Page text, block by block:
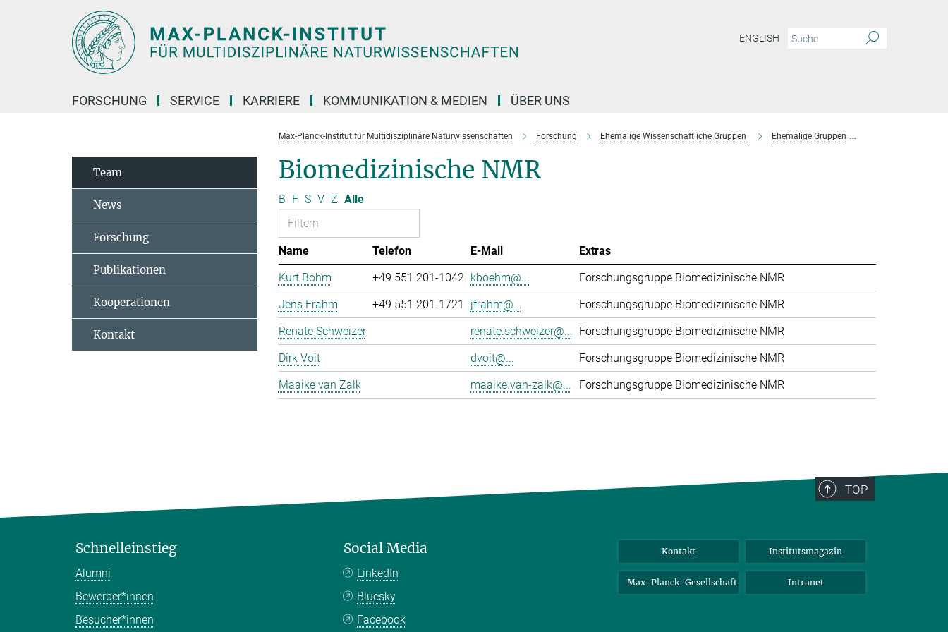
ENGLISH
FORSCHUNG SERVICE KARRIERE KOMMUNIKATION & MEDIEN ÜBER UNS
Max-Planck-Institut für Multidisziplinäre Naturwissenschaften Forschung Ehemalige Wissenschaftliche Gruppen Ehemalige Gruppen
Biomedizinische NMR
B F S V Z Alle
Name Telefon E-Mail
Extras
Kurt Böhm
+49 551 201-1042 kboehm@...
Forschungsgruppe Biomedizinische NMR
Jens Frahm
+49 551 201-1721 jfrahm@...
Forschungsgruppe Biomedizinische NMR
Renate Schweizer
renate.schweizer@... Forschungsgruppe Biomedizinische NMR
Dirk Voit
dvoit@...
Forschungsgruppe Biomedizinische NMR
Maaike van Zalk
maaike.van-zalk@... Forschungsgruppe Biomedizinische NMR
Team
News
Forschung
Publikationen
Kooperationen
Kontakt
TOP
Schnelleinstieg
Alumni
Bewerber*innen
Besucher*innen
Social Media
LinkedIn
Bluesky
Facebook
Kontakt Institutsmagazin
Max-Planck-Gesellschaft Intranet